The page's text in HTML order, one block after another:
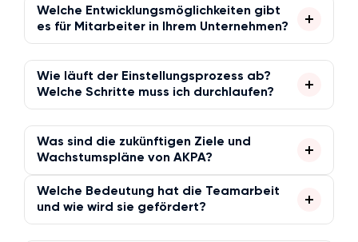
Welche Entwicklungsmöglichkeiten gibt
es für Mitarbeiter in Ihrem Unternehmen?
Bildungsprogramme
Job-Rotationen
Mentoring-Programme
Master's Degree oder Zertifikatsunterstützung
Leistungsbeurteilungen
Wie läuft der Einstellungsprozess ab?
Welche Schritte muss ich durchlaufen?
Bewerbungsprüfung:Wir bewerten die
Bewerbungen.
Pre-Screening-Interview:Per Telefon oder
Videointerview wird eine erste Einschätzung
Persönliche Vorstellungsgespräche:Wir
Was sind die zukünftigen Ziele und
Wachstumspläne von AKPA?
Markterweiterung: Erschließung neuer Märkte
und Erweiterung des Kundenstamms.
Entwicklung neuer Produkte und
Welche Bedeutung hat die Teamarbeit
und wie wird sie gefördert?